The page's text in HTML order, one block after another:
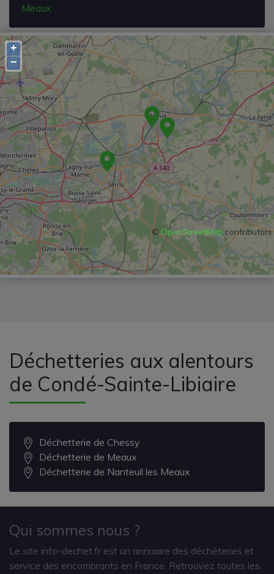
Meaux
+
−
©OpenStreetMapcontributors
Déchetteries aux alentours
de Condé-Sainte-Libiaire
Déchetterie de Chessy
Déchetterie de Meaux
Déchetterie de Nanteuil les Meaux
Qui sommes nous ?
Le site info-dechet.fr est un annuaire des déchèteries et
service des encombrants en France. Retrouvez toutes les